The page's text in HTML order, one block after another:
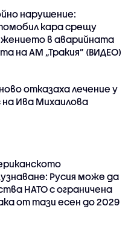
нарушение:
кара срещу
в аварийната
на АМ „Тракия” (ВИДЕО)
отказаха лечение у
на Ива Михаилова
Русия може да
НАТО с ограничена
от тази есен до 2029